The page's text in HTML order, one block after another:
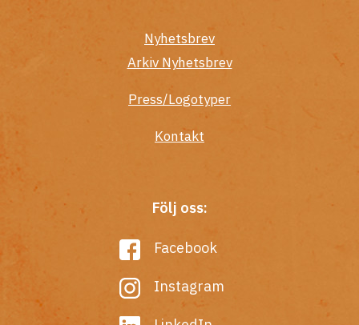
Nyhetsbrev
Arkiv Nyhetsbrev
Press/Logotyper
Kontakt
Följ oss:
Facebook
Instagram